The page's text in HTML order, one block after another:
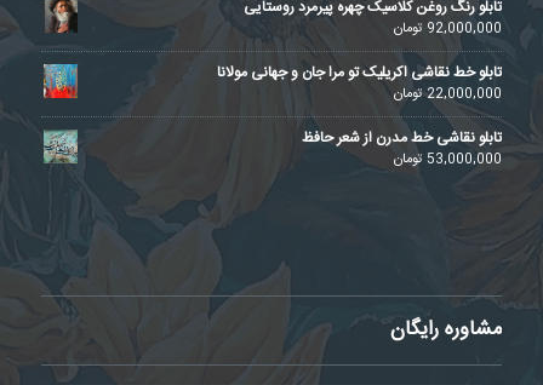
تابلو رنگ روغن کلاسیک چهره پیرمرد روستایی
92,000,000 تومان
تابلو خط نقاشی اکریلیک تو مرا جان و جهانی مولانا
22,000,000تومان
تابلو نقاشی خط مدرن از شعر حافظ
53,000,000 تومان
مشاوره رایگان